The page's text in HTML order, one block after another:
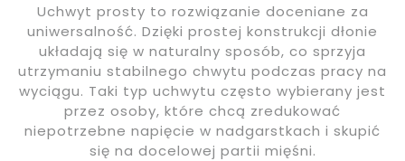
Uchwyt prosty to rozwiązanie doceniane za
uniwersalność. Dzięki prostej konstrukcji dłonie
układają się w naturalny sposób, co sprzyja
utrzymaniu stabilnego chwytu podczas pracy na
wyciągu. Taki typ uchwytu często wybierany jest
przez osoby, które chcą zredukować
niepotrzebne napięcie w nadgarstkach i skupić
się na docelowej partii mięśni.